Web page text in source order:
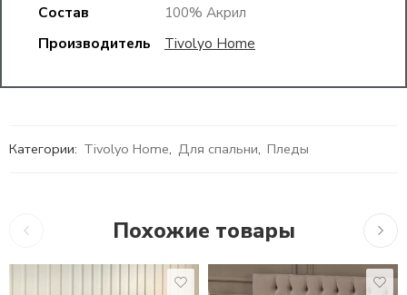
Состав
100% Акрил
Производитель
Tivolyo Home
Категории: Tivolyo Home, Для спальни, Пледы
Похожие товары